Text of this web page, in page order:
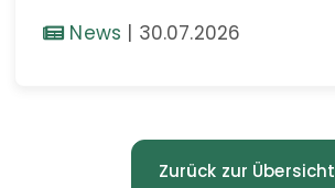
News | 30.07.2026
Zurück zur Übersicht